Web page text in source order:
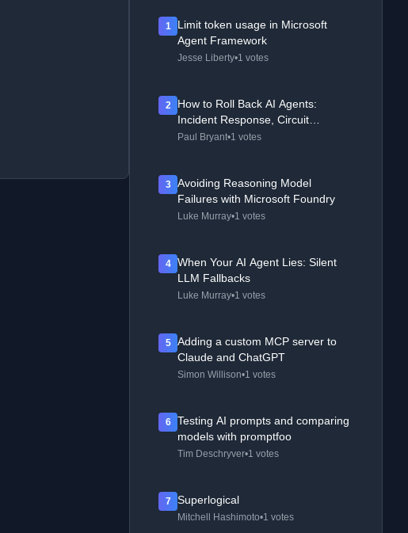
1
Limit token usage in Microsoft
Agent Framework
Jesse Liberty•1 votes
2
How to Roll Back AI Agents:
Incident Response, Circuit
Breakers, and Recovery Patterns
Paul Bryant•1 votes
3
Avoiding Reasoning Model
Failures with Microsoft Foundry
Luke Murray•1 votes
4
When Your AI Agent Lies: Silent
LLM Fallbacks
Luke Murray•1 votes
5
Adding a custom MCP server to
Claude and ChatGPT
Simon Willison•1 votes
6
Testing AI prompts and comparing
models with promptfoo
Tim Deschryver•1 votes
7 Superlogical
Mitchell Hashimoto•1 votes